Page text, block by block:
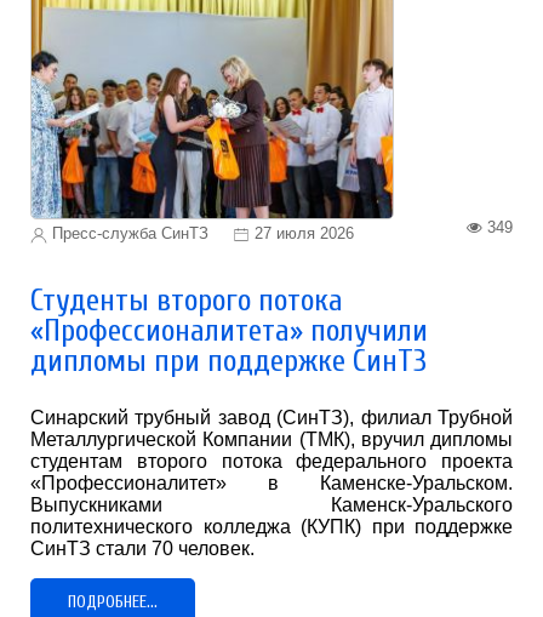
Пресс-служба СинТЗ 27 июля 2026 349
Студенты второго потока
«Профессионалитета» получили
дипломы при поддержке СинТЗ
Синарский трубный завод (СинТЗ), филиал Трубной
Металлургической Компании (ТМК), вручил дипломы
студентам второго потока федерального проекта
«Профессионалитет» в Каменске-Уральском.
Выпускниками Каменск-Уральского
политехнического колледжа (КУПК) при поддержке
СинТЗ стали 70 человек.
ПОДРОБНЕЕ...